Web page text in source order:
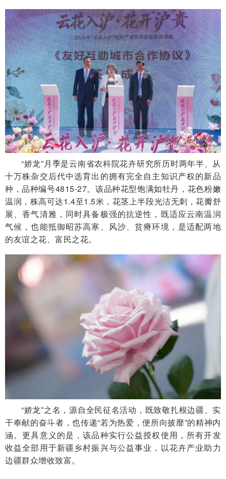
“娇龙”月季是云南省农科院花卉研究所历时两年半、从
十万株杂交后代中选育出的拥有完全自主知识产权的新品
种，品种编号4815-27。该品种花型饱满如牡丹，花色粉嫩
温润，株高可达1.4至1.5米，花茎上半段光洁无刺，花瓣舒
展、香气清雅，同时具备极强的抗逆性，既适应云南温润
气候，也能抵御昭苏高寒、风沙、贫瘠环境，是适配两地
的友谊之花、富民之花。
“娇龙”之名，源自全民征名活动，既致敬扎根边疆、实
干奉献的奋斗者，也传递“若为热爱，便所向披靡”的精神内
涵。更具意义的是，该品种实行公益授权使用，所有开发
收益全部用于新疆乡村振兴与公益事业，以花卉产业助力
边疆群众增收致富。